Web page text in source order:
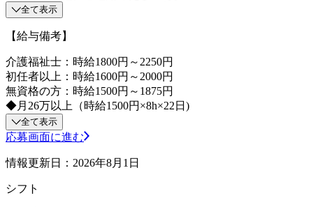
全て表示
【給与備考】
介護福祉士：時給1800円～2250円
初任者以上：時給1600円～2000円
無資格の方：時給1500円～1875円
◆月26万以上（時給1500円×8h×22日)
全て表示
応募画面に進む
情報更新日：2026年8月1日
シフト